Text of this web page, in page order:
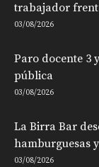
trabajador
03/08/2026
Paro docente 3
pública
03/08/2026
La Birra Bar
hamburguesas
03/08/2026